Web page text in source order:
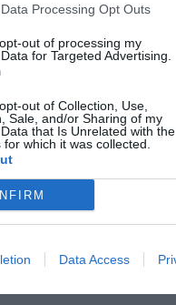
Processing Opt Outs
out of processing my
for Targeted Advertising.
out of Collection, Use,
Sale, and/or Sharing of my
that Is Unrelated with the
for which it was collected.
Data Access
0
ένα σχόλιο